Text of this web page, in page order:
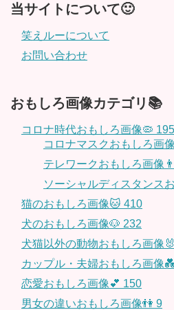
当サイトについて🙂
笑えルーについて
お問い合わせ
おもしろ画像カテゴリ📚
コロナ時代おもしろ画像🦠 195
コロナマスクおもしろ画
テレワークおもしろ画像
ソーシャルディスタンス
猫のおもしろ画像🐱 410
犬のおもしろ画像🐶 232
犬猫以外の動物おもしろ画像🐰
カップル・夫婦おもしろ画像💑
恋愛おもしろ画像💕 150
男女の違いおもしろ画像👫 9